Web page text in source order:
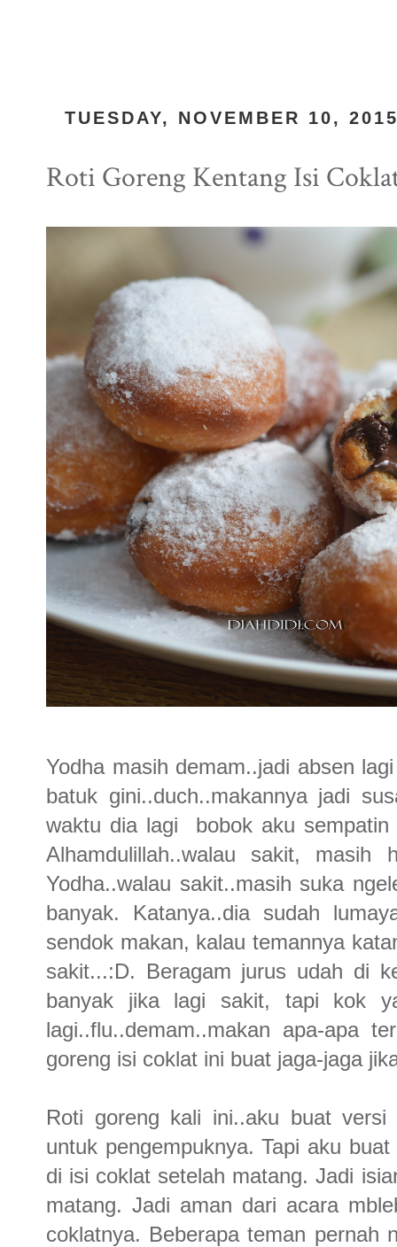
TUESDAY, NOVEMBER 10,
Roti Goreng Kentang Isi
Yodha masih demam..jadi absen
batuk gini..duch..makannya jadi
waktu dia lagi bobok aku sempatin
Alhamdulillah..walau sakit,
Yodha..walau sakit..masih suka
banyak. Katanya..dia sudah
sendok makan, kalau temannya
sakit...:D. Beragam jurus udah di
banyak jika lagi sakit, tapi kok
lagi..flu..demam..makan apa-apa
goreng isi coklat ini buat jaga-jaga
Roti goreng kali ini..aku buat versi
untuk pengempuknya. Tapi aku
di isi coklat setelah matang. Jadi
matang. Jadi aman dari acara
coklatnya. Beberapa teman pernah